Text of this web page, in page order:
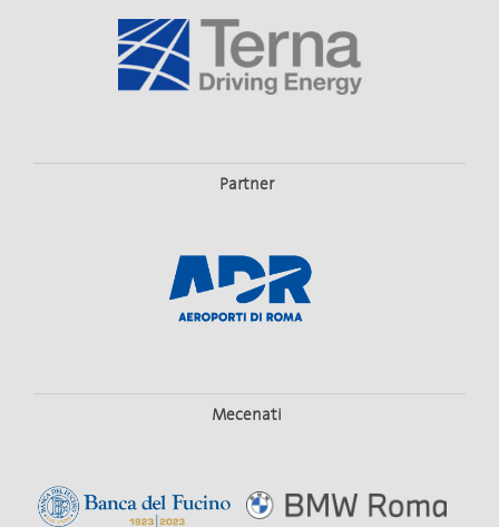
Partner
Mecenati